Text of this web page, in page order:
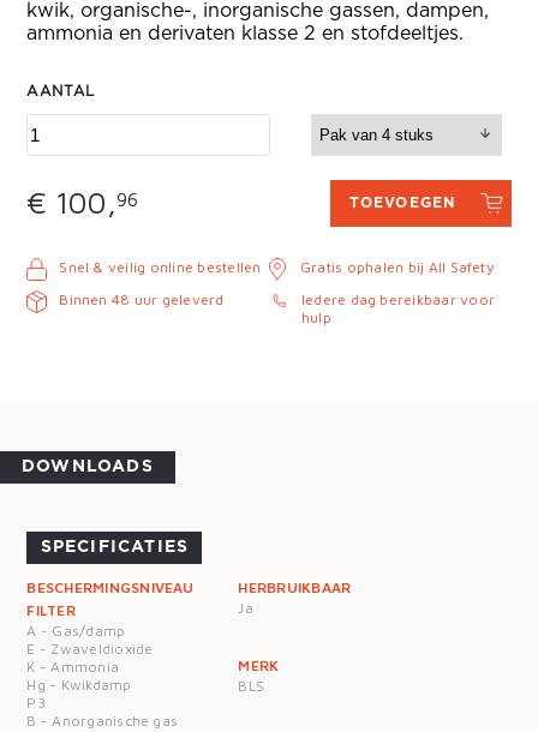
kwik, organische-, inorganische gassen, dampen,
ammonia en derivaten klasse 2 en stofdeeltjes.
AANTAL
€ 100,96 TOEVOEGEN
Snel & veilig online bestellen
Binnen 48 uur geleverd
Gratis ophalen bij All Safety
Iedere dag bereikbaar voor
hulp
DOWNLOADS
SPECIFICATIES
BESCHERMINGSNIVEAU
FILTER
A - Gas/damp
E - Zwaveldioxide
K - Ammonia
Hg - Kwikdamp
P3
B - Anorganische gas
HERBRUIKBAAR
Ja
MERK
BLS